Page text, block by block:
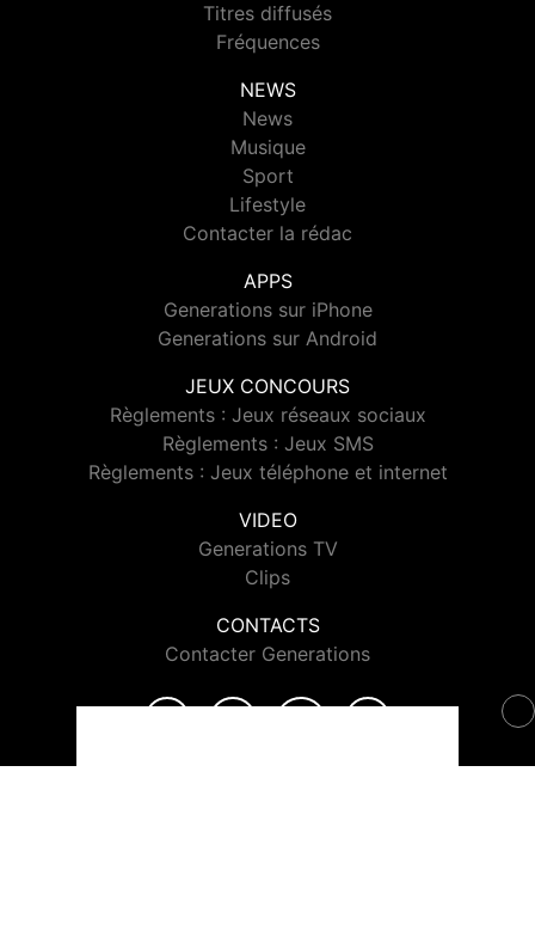
Titres diffusés
Fréquences
NEWS
News
Musique
Sport
Lifestyle
Contacter la rédac
APPS
Generations sur iPhone
Generations sur Android
JEUX CONCOURS
Règlements : Jeux réseaux sociaux
Règlements : Jeux SMS
Règlements : Jeux téléphone et internet
VIDEO
Generations TV
Clips
CONTACTS
Contacter Generations